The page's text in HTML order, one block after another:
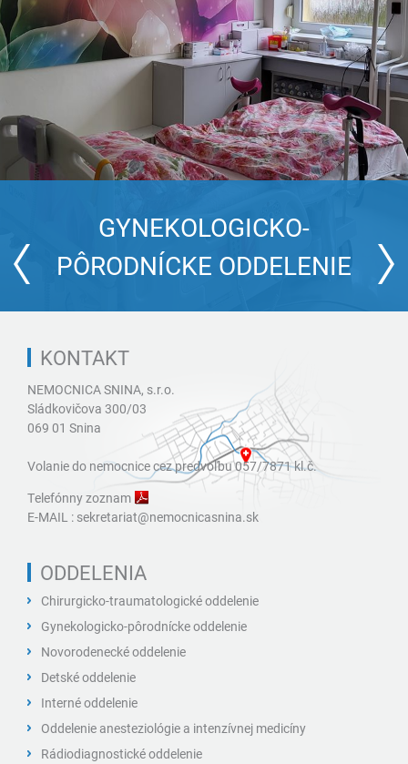
GYNEKOLOGICKO-
PÔRODNÍCKE ODDELENIE
NOVORODENECKÉ ODDELENIE
KONTAKT
NEMOCNICA SNINA, s.r.o.
Sládkovičova 300/03
069 01 Snina
Volanie do nemocnice cez predvoľbu 057/7871 kl.č.
Telefónny zoznam
E-MAIL : sekretariat@nemocnicasnina.sk
ODDELENIA
Chirurgicko-traumatologické oddelenie
Gynekologicko-pôrodnícke oddelenie
Novorodenecké oddelenie
Detské oddelenie
Interné oddelenie
Oddelenie anesteziológie a intenzívnej medicíny
Rádiodiagnostické oddelenie